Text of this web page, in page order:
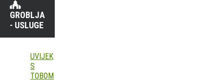
GROBLJA
- USLUGE
UVIJEK
S
TOBOM